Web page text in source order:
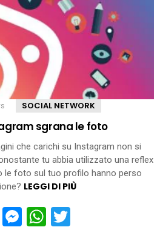
SOCIAL NETWORK
sgrana le foto
che carichi su Instagram non si
tu abbia utilizzato una reflex
le foto sul tuo profilo hanno perso
LEGGI DI PIÙ
Facebook
Messenger
WhatsApp